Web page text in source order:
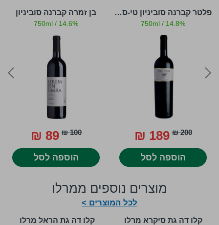
פלטר קברנה סוביניון טי-סלקשיין
750ml / 14.8%
200 ₪
189 ₪
הוספה לסל
בן זמרה קברנה סוביניון
750ml / 14.6%
100 ₪
89 ₪
הוספה לסל
מוצרים נוספים ממרלו
לכל המוצרים >
קלו דה גת סיקרא מרלו קלו דה גת הראל מרלו